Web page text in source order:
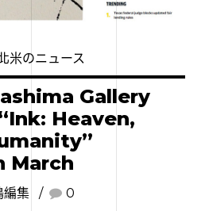
米のニュース
Gallery
Heaven,
March
編集
0